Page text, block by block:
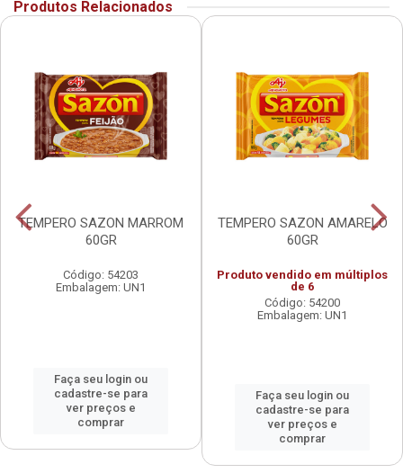
Produtos Relacionados
TEMPERO SAZON MARROM
60GR
Código: 54203
Embalagem: UN1
Faça seu login ou
cadastre-se para
ver preços e
comprar
TEMPERO SAZON AMARELO
60GR
Produto vendido em múltiplos
de 6
Código: 54200
Embalagem: UN1
Faça seu login ou
cadastre-se para
ver preços e
comprar